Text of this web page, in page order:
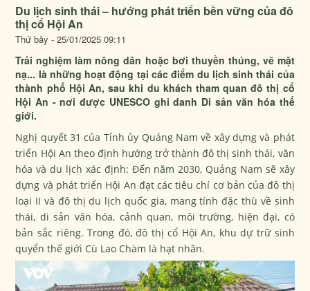
Du lịch sinh thái – hướng phát triển bền vững của đô
thị cổ Hội An
Thứ bảy - 25/01/2025 09:11
Trải nghiệm làm nông dân hoặc bơi thuyền thúng, vẽ mặt
nạ... là những hoạt động tại các điểm du lịch sinh thái của
thành phố Hội An, sau khi du khách tham quan đô thị cổ
Hội An - nơi được UNESCO ghi danh Di sản văn hóa thế
giới.
Nghị quyết 31 của Tỉnh ủy Quảng Nam về xây dựng và phát
triển Hội An theo định hướng trở thành đô thị sinh thái, văn
hóa và du lịch xác định: Đến năm 2030, Quảng Nam sẽ xây
dựng và phát triển Hội An đạt các tiêu chí cơ bản của đô thị
loại II và đô thị du lịch quốc gia, mang tính đặc thù về sinh
thái, di sản văn hóa, cảnh quan, môi trường, hiện đại, có
bản sắc riêng. Trong đó, đô thị cổ Hội An, khu dự trữ sinh
quyển thế giới Cù Lao Chàm là hạt nhân.